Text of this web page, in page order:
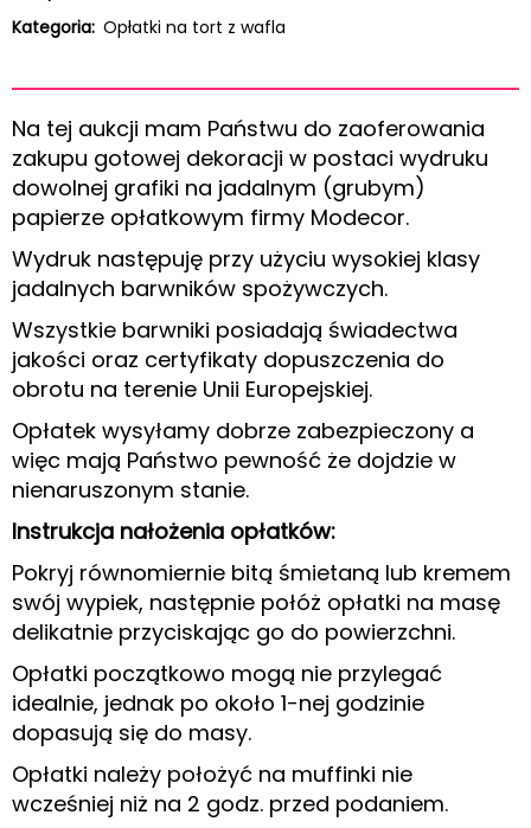
Kategoria: Opłatki na tort z wafla
Na tej aukcji mam Państwu do zaoferowania
zakupu gotowej dekoracji w postaci wydruku
dowolnej grafiki na jadalnym (grubym)
papierze opłatkowym firmy Modecor.
Wydruk następuję przy użyciu wysokiej klasy
jadalnych barwników spożywczych.
Wszystkie barwniki posiadają świadectwa
jakości oraz certyfikaty dopuszczenia do
obrotu na terenie Unii Europejskiej.
Opłatek wysyłamy dobrze zabezpieczony a
więc mają Państwo pewność że dojdzie w
nienaruszonym stanie.
Instrukcja nałożenia opłatków:
Pokryj równomiernie bitą śmietaną lub kremem
swój wypiek, następnie połóż opłatki na masę
delikatnie przyciskając go do powierzchni.
Opłatki początkowo mogą nie przylegać
idealnie, jednak po około 1-nej godzinie
dopasują się do masy.
Opłatki należy położyć na muffinki nie
wcześniej niż na 2 godz. przed podaniem.